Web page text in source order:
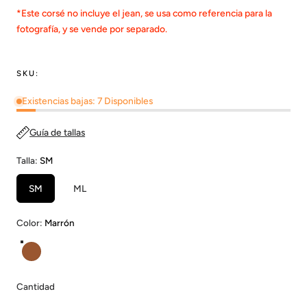
*Este corsé no incluye el jean, se usa como referencia para la
fotografía, y se vende por separado.
SKU:
Existencias bajas: 7 Disponibles
Guía de tallas
Talla: SM
SM ML
Color: Marrón
Marrón
Cantidad